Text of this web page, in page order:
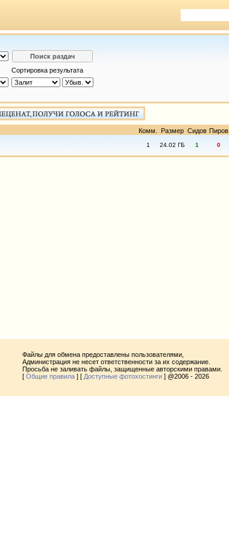
Сортировка результата
Комм. Размер Сидов Пиров
1 24.02 ГБ 1 0
Файлы для обмена предоставлены пользователями,
Администрация не несет ответственности за их содержание.
Просьба не заливать файлы, защищенные авторскими правами.
[Общие правила ] [ Доступные фотохостинги ] @2006 - 2026